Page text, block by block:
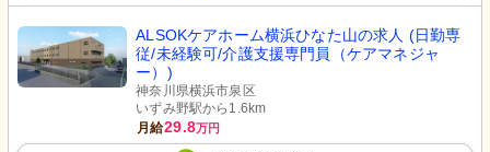
ALSOKケアホーム横浜ひなた山の求人 (日勤専
従/未経験可/介護支援専門員（ケアマネジャ
ー）)
神奈川県横浜市泉区
いずみ野駅から1.6km
月給29.8万円